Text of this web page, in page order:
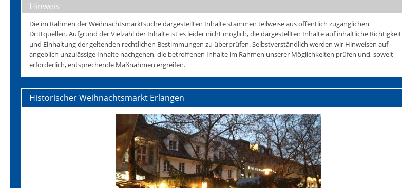
Hinweis
Die im Rahmen der Weihnachtsmarktsuche dargestellten Inhalte stammen teilweise aus öffentlich zugänglichen
Drittquellen. Aufgrund der Vielzahl der Inhalte ist es leider nicht möglich, die dargestellten Inhalte auf inhaltliche Richtigkeit
und Einhaltung der geltenden rechtlichen Bestimmungen zu überprüfen. Selbstverständlich werden wir Hinweisen auf
angeblich unzulässige Inhalte nachgehen, die betroffenen Inhalte im Rahmen unserer Möglichkeiten prüfen und, soweit
erforderlich, entsprechende Maßnahmen ergreifen.
Historischer Weihnachtsmarkt Erlangen